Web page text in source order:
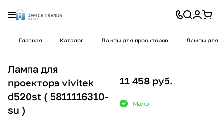
Главная Каталог Лампы для проекторов Лампы для
Лампа для
проектора vivitek
d520st ( 5811116310-
su )
11 458 руб.
Мало